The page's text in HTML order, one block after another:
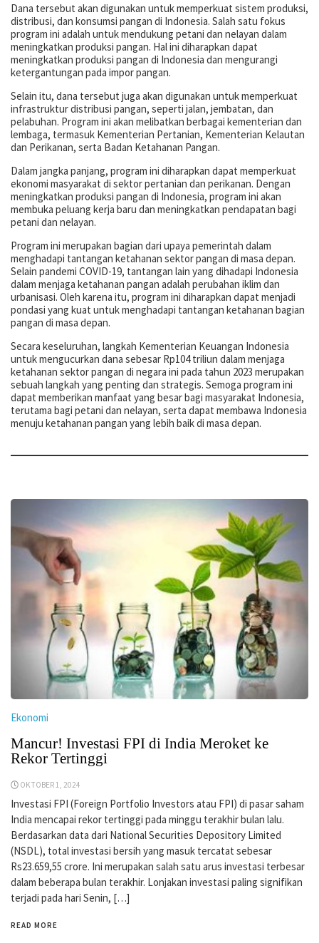
Dana tersebut akan digunakan untuk memperkuat sistem produksi,
distribusi, dan konsumsi pangan di Indonesia. Salah satu fokus
program ini adalah untuk mendukung petani dan nelayan dalam
meningkatkan produksi pangan. Hal ini diharapkan dapat
meningkatkan produksi pangan di Indonesia dan mengurangi
ketergantungan pada impor pangan.
Selain itu, dana tersebut juga akan digunakan untuk memperkuat
infrastruktur distribusi pangan, seperti jalan, jembatan, dan
pelabuhan. Program ini akan melibatkan berbagai kementerian dan
lembaga, termasuk Kementerian Pertanian, Kementerian Kelautan
dan Perikanan, serta Badan Ketahanan Pangan.
Dalam jangka panjang, program ini diharapkan dapat memperkuat
ekonomi masyarakat di sektor pertanian dan perikanan. Dengan
meningkatkan produksi pangan di Indonesia, program ini akan
membuka peluang kerja baru dan meningkatkan pendapatan bagi
petani dan nelayan.
Program ini merupakan bagian dari upaya pemerintah dalam
menghadapi tantangan ketahanan sektor pangan di masa depan.
Selain pandemi COVID-19, tantangan lain yang dihadapi Indonesia
dalam menjaga ketahanan pangan adalah perubahan iklim dan
urbanisasi. Oleh karena itu, program ini diharapkan dapat menjadi
pondasi yang kuat untuk menghadapi tantangan ketahanan bagian
pangan di masa depan.
Secara keseluruhan, langkah Kementerian Keuangan Indonesia
untuk mengucurkan dana sebesar Rp104 triliun dalam menjaga
ketahanan sektor pangan di negara ini pada tahun 2023 merupakan
sebuah langkah yang penting dan strategis. Semoga program ini
dapat memberikan manfaat yang besar bagi masyarakat Indonesia,
terutama bagi petani dan nelayan, serta dapat membawa Indonesia
menuju ketahanan pangan yang lebih baik di masa depan.
Ekonomi
Mancur! Investasi FPI di India Meroket ke
Rekor Tertinggi
OKTOBER 1, 2024
Investasi FPI (Foreign Portfolio Investors atau FPI) di pasar saham
India mencapai rekor tertinggi pada minggu terakhir bulan lalu.
Berdasarkan data dari National Securities Depository Limited
(NSDL), total investasi bersih yang masuk tercatat sebesar
Rs23.659,55 crore. Ini merupakan salah satu arus investasi terbesar
dalam beberapa bulan terakhir. Lonjakan investasi paling signifikan
terjadi pada hari Senin, […]
READ MORE